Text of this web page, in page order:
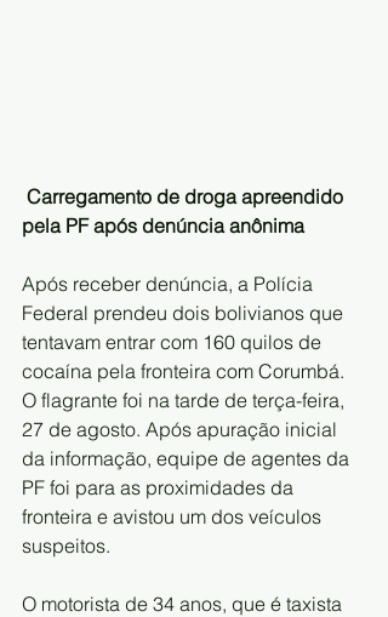
Carregamento de droga apreendido
pela PF após denúncia anônima
Após receber denúncia, a Polícia
Federal prendeu dois bolivianos que
tentavam entrar com 160 quilos de
cocaína pela fronteira com Corumbá.
O flagrante foi na tarde de terça-feira,
27 de agosto. Após apuração inicial
da informação, equipe de agentes da
PF foi para as proximidades da
fronteira e avistou um dos veículos
suspeitos.
O motorista de 34 anos, que é taxista